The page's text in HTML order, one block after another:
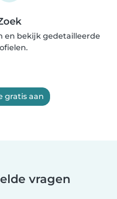
en bekijk gedetailleerde
gratis aan
vragen